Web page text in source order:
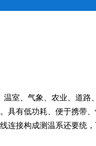
室、气象、农业、道路
具有低功耗、便于携带
连接构成测温系还要统